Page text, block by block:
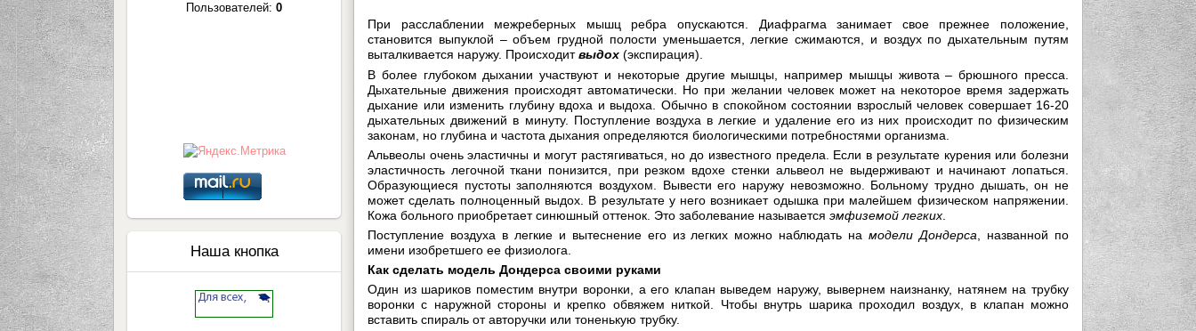
При расслаблении межреберных мышц ребра опускаются. Диафрагма занимает свое прежнее положение,
становится выпуклой – объем грудной полости уменьшается, легкие сжимаются, и воздух по дыхательным путям
выталкивается наружу. Происходитвыдох (экспирация).
В более глубоком дыхании участвуют и некоторые другие мышцы, например мышцы живота – брюшного пресса.
Дыхательные движения происходят автоматически. Но при желании человек может на некоторое время задержать
дыхание или изменить глубину вдоха и выдоха. Обычно в спокойном состоянии взрослый человек совершает 16-20
дыхательных движений в минуту. Поступление воздуха в легкие и удаление его из них происходит по физическим
законам, но глубина и частота дыхания определяются биологическими потребностями организма.
Альвеолы очень эластичны и могут растягиваться, но до известного предела. Если в результате курения или болезни
эластичность легочной ткани понизится, при резком вдохе стенки альвеол не выдерживают и начинают лопаться.
Образующиеся пустоты заполняются воздухом. Вывести его наружу невозможно. Больному трудно дышать, он не
может сделать полноценный выдох. В результате у него возникает одышка при малейшем физическом напряжении.
Кожа больного приобретает синюшный оттенок. Это заболевание называется эмфиземой легких
Поступление воздуха в легкие и вытеснение его из легких можно наблюдать намодели Дондерса , названной по
имени изобретшего ее физиолога.
Как сделать модель Дондерса своими руками
Один из шариков поместим внутри воронки, а его клапан выведем наружу, вывернем наизнанку, натянем на трубку
воронки с наружной стороны и крепко обвяжем ниткой. Чтобы внутрь шарика проходил воздух, в клапан можно
вставить спираль от авторучки или тоненькую трубку.
Пользователей: 0
Наша кнопка